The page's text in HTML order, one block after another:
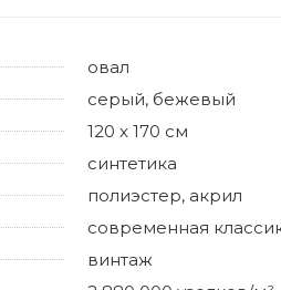
овал
серый, бежевый
120 x 170 см
синтетика
полиэстер, акрил
современная
винтаж